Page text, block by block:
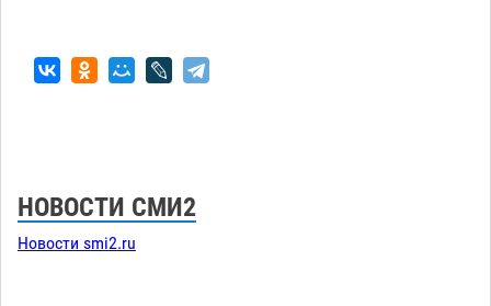
НОВОСТИ СМИ2
Новости smi2.ru